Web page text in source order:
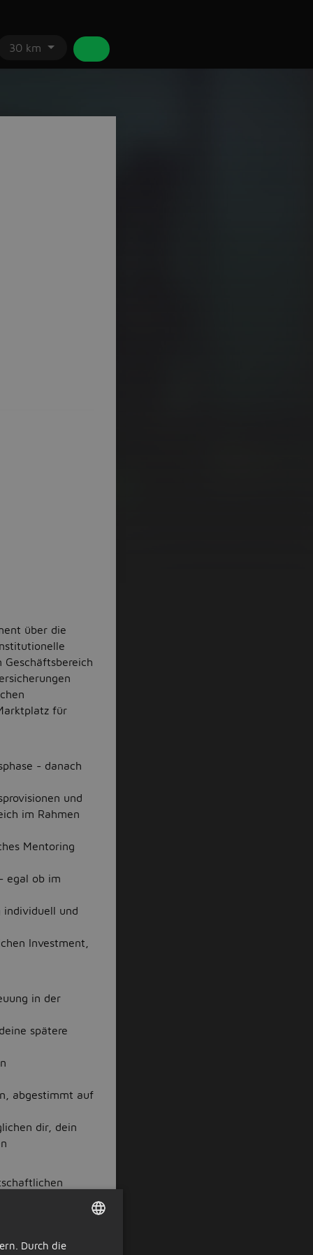
30 km
über die
für
- danach
und
im Rahmen
Mentoring
egal ob im
individuell und
Investment,
in der
spätere
abgestimmt auf
dir, dein
auf Menschen
DUTCH
Durch die